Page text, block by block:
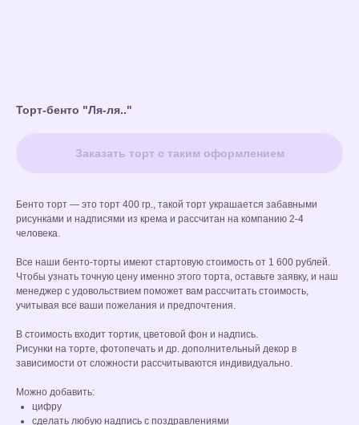
Торт-бенто "Ля-ля.."
Заказать торт с таким оформлением
Бенто торт — это торт 400 гр., такой торт украшается забавными
рисунками и надписями из крема и рассчитан на компанию 2-4
человека.
Все наши бенто-торты имеют стартовую стоимость от 1 600 рублей.
Чтобы узнать точную цену именно этого торта, оставьте заявку, и наш
менеджер с удовольствием поможет вам рассчитать стоимость,
учитывая все ваши пожелания и предпочтения.
В стоимость входит тортик, цветовой фон и надпись.
Рисунки на торте, фотопечать и др. дополнительный декор в
зависимости от сложности рассчитываются индивидуально.
Можно добавить:
цифру
сделать любую надпись с поздравлениями